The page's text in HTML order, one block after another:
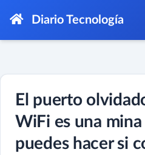
Diario Tecnología
El puerto
WiFi es una
puedes hacer si